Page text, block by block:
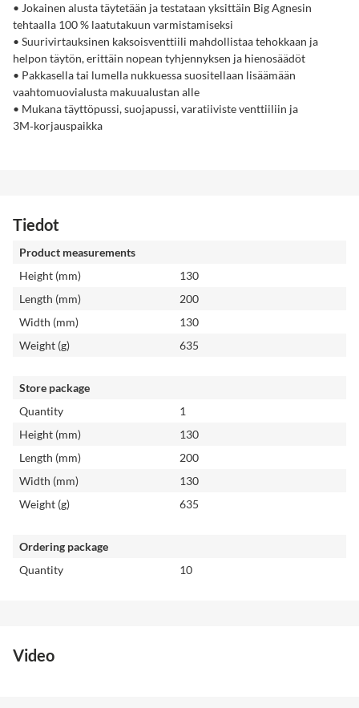
• Jokainen alusta täytetään ja testataan yksittäin Big Agnesin
tehtaalla 100 % laatutakuun varmistamiseksi
• Suurivirtauksinen kaksoisventtiili mahdollistaa tehokkaan ja
helpon täytön, erittäin nopean tyhjennyksen ja hienosäädöt
• Pakkasella tai lumella nukkuessa suositellaan lisäämään
vaahtomuovialusta makuualustan alle
• Mukana täyttöpussi, suojapussi, varatiiviste venttiiliin ja
3M‑korjauspaikka
Tiedot
Product measurements
Height (mm)
130
Length (mm)
200
Width (mm)
130
Weight (g)
635
Store package
Quantity
1
Height (mm)
130
Length (mm)
200
Width (mm)
130
Weight (g)
635
Ordering package
Quantity
10
Video